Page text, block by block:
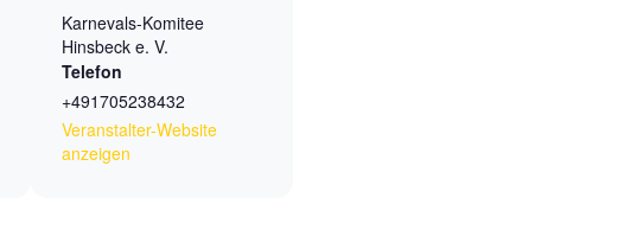
Karnevals-Komitee
Hinsbeck e. V.
Telefon
+491705238432
Veranstalter-Website
anzeigen